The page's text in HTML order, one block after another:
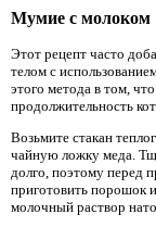
Мумие с молоком
Этот рецепт часто
телом с
этого метода в том,
продолжительность
Возьмите стакан
чайную ложку меда.
долго, поэтому перед
приготовить порошок
молочный раствор